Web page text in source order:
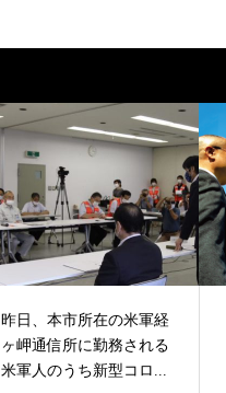
昨日、本市所在の米軍経
ヶ岬通信所に勤務される
米軍人のうち新型コロ...